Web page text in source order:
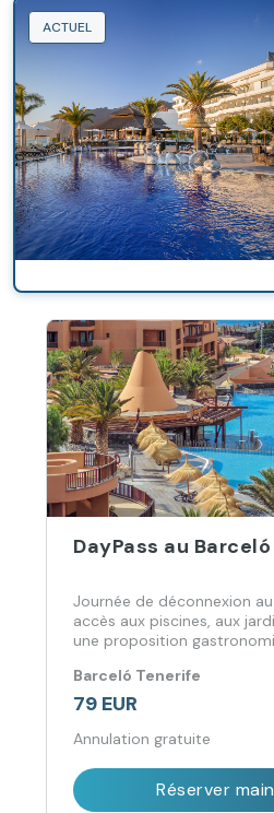
ACTUEL
DayPass au
Journée de déconnexion
accès aux piscines, aux
une proposition
Barceló Tenerife
79 EUR
Annulation gratuite
Réserver